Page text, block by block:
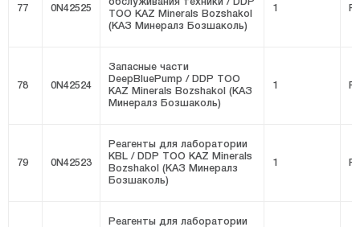
77 0N42525
обслуживания техники / DDP
ТОО KAZ Minerals Bozshakol
(КАЗ Минералз Бозшаколь)
1
78 0N42524
Запасные части
DeepBluePump / DDP ТОО
KAZ Minerals Bozshakol (КАЗ
Минералз Бозшаколь)
1
79 0N42523
Реагенты для лаборатории
KBL / DDP ТОО KAZ Minerals
Bozshakol (КАЗ Минералз
Бозшаколь)
1
Реагенты для лаборатории